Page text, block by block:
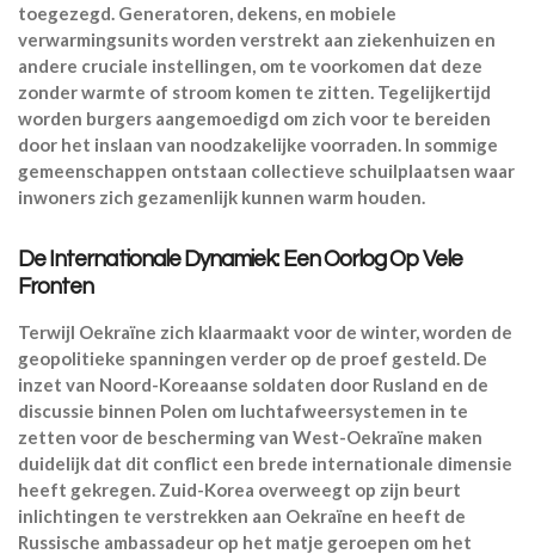
toegezegd. Generatoren, dekens, en mobiele
verwarmingsunits worden verstrekt aan ziekenhuizen en
andere cruciale instellingen, om te voorkomen dat deze
zonder warmte of stroom komen te zitten. Tegelijkertijd
worden burgers aangemoedigd om zich voor te bereiden
door het inslaan van noodzakelijke voorraden. In sommige
gemeenschappen ontstaan collectieve schuilplaatsen waar
inwoners zich gezamenlijk kunnen warm houden.
De Internationale Dynamiek: Een Oorlog Op Vele
Fronten
Terwijl Oekraïne zich klaarmaakt voor de winter, worden de
geopolitieke spanningen verder op de proef gesteld. De
inzet van Noord-Koreaanse soldaten door Rusland en de
discussie binnen Polen om luchtafweersystemen in te
zetten voor de bescherming van West-Oekraïne maken
duidelijk dat dit conflict een brede internationale dimensie
heeft gekregen. Zuid-Korea overweegt op zijn beurt
inlichtingen te verstrekken aan Oekraïne en heeft de
Russische ambassadeur op het matje geroepen om het